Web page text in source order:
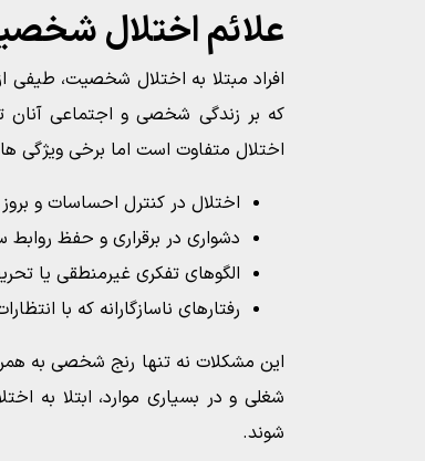
علائم اختلال
افراد مبتلا به اختلال شخصیت، طیفی
که بر زندگی شخصی و اجتماعی آنان
اختلال متفاوت است اما برخی ویژگی
اختلال در کنترل احساسات و
دشواری در برقراری و حفظ روابط
الگوهای تفکری غیرمنطقی یا
رفتارهای ناسازگارانه که با
این مشکلات نه تنها رنج شخصی به
شغلی و در بسیاری موارد، ابتلا به
شوند.